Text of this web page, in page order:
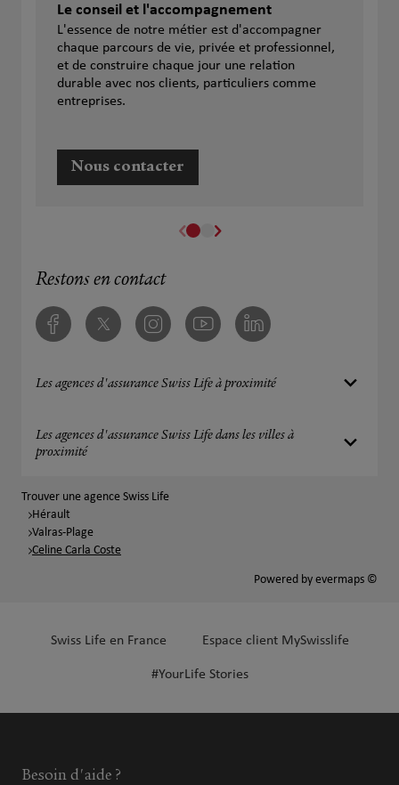
Le conseil et l'accompagnement
L'essence de notre métier est d'accompagner
chaque parcours de vie, privée et professionnel,
et de construire chaque jour une relation
durable avec nos clients, particuliers comme
entreprises.
Nous contacter
Restons en contact
FacebookTwitter InstagramYoutube Linkedin
Les agences d'assurance Swiss Life à proximité
Les agences d'assurance Swiss Life dans les villes à
proximité
Trouver une agence Swiss Life
Hérault
Valras-Plage
Celine Carla Coste
Powered by evermaps ©
Swiss Life en France Espace client MySwisslife
#YourLife Stories
Besoin d'aide ?